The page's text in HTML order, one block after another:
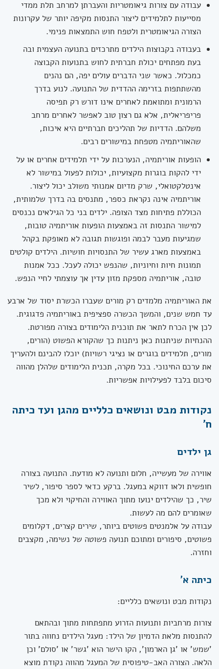
עבודה עם צורות גיאומטריות והעברתן למרחב תלת ממדי
מסייעות לתלמידים ליצור התנסות מקיפה יותר של עקרונות
הצורה הגיאומטרית ולטפח חוש התמצאות פנימי.
בעבודה בקבוצות הילדים מתרכזים בתנועה העצמית ובה
בעת מפתחים יכולת חברתית לחוש בתנועות הקבוצה
כמכלול. כאשר שני הדברים עולים יפה, הם נהנים
מהשתתפות בזרימה ההדדית של התנועה. לנוע בדרך
הרמונית ומתואמת לאחרים אינו דורש רק תפיסה
פריפריאלית, אלא גם רצון טוב לאפשר לאחרים מרחב
משלהם. הדדיות של תהליכים חברתיים היא איכות,
שהאוריתמיה מטפחת במישורים רבים.
הופעות אוריתמיה, הנערכות על ידי תלמידים אחרים או על
ידי להקות בוגרות מקצועיות, יכולות לפעול במישור לא
אינטלקטואלי, שרק מדיום אמנותי משולב יכול ליצור.
אוריתמיה אינה נקראת כספר, מתנסים בה בדרך שלמותית,
הכוללת פתיחות מצד הצופה. ילדים בני כל הגילאים נכנסים
למישור התנסות זה באמצעות הופעות אוריתמיה טובות,
שמגיעות מעבר לבמה ופוגשות תגובה לא מאופקת בקהל
באמצעות מארג עשיר של התנסויות חושיות. הילדים קולטים
תמונות חיות וחיוניות, שהנפש יכולה לעכל. ככל אמנות
טובה, אוריתמיה מספקת מזון עדין אך עוצמתי לחיי הנפש.
את האוריתמיה מלמדים רק מורים שעברו הכשרת יסוד של ארבע
עד חמש שנים, והמשך הכשרה ספציפית באוריתמיה פדגוגית.
לכן אין הכרח לתאר את תוכנית הלימודים בצורה מפורטת.
ההנחיות שניתנות כאן ניתנות כך שהקורא הפשוט (הורים,
מורים, תלמידים בוגרים או נציגי רשויות) יוכלו להבינם ולהעריך
את ערכם החינוכי. בכל מקרה, תכנית הלימודים שלהלן מהווה
סיכום בלבד לפעילויות אפשריות.
נקודות מבט ונושאים כלליים מהגן ועד כיתה
ח'
גן ילדים
אווירה של מעשייה, חלום ותנועה לא מודעת. התנועה בצורה
חופשית ולאו דווקא במעגל. ברקע כדאי לספר סיפור, לשיר
שיר, כך שהילדים ינועו מתוך האווירה והחיקוי ולא מכך
שאומרים להם מה לעשות.
עבודה על אלמנטים פשוטים ביותר, שירים קצרים, דקלומים
פשוטים, סיפורים ומתוכם תנועה פשוטה של נשימה, מקצבים
וחזרה.
כיתה א'
נקודות מבט ונושאים כלליים:
צורות מרחביות ותנועות הזרוע מתפתחות מתוך ובהתאם
להתנסות מלאת הדמיון של הילד: מעגל הילדים נחווה בתור
'שמש' או 'גן הארמון', הקו הישר הוא 'גשר' או 'סולם' וכן
הלאה. הצורה האב-טיפוסית של המעגל מהווה נקודת מוצא